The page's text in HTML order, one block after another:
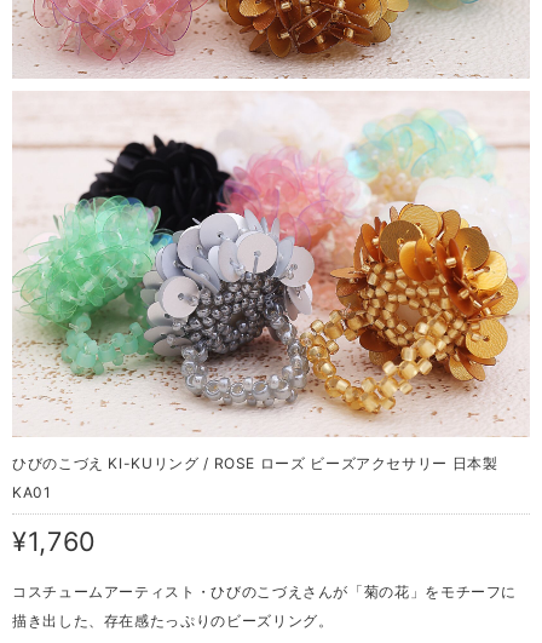
ひびのこづえ KI-KUリング / ROSE ローズ ビーズアクセサリー 日本製
KA01
¥1,760
コスチュームアーティスト・ひびのこづえさんが「菊の花」をモチーフに
描き出した、存在感たっぷりのビーズリング。